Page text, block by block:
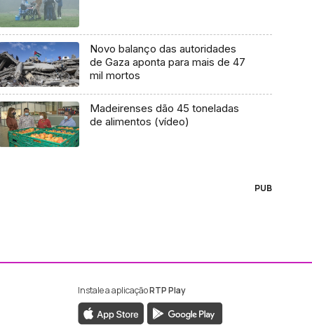
Novo balanço das autoridades
de Gaza aponta para mais de 47
mil mortos
Madeirenses dão 45 toneladas
de alimentos (vídeo)
PUB
da RTP Madeira
da RTP Madeira
Instale a aplicaçãoRTP Play